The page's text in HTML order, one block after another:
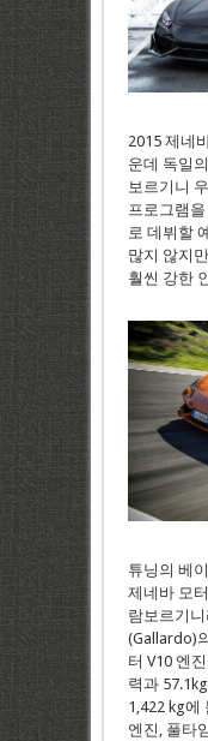
2015 제네
운데 독일
보르기니
프로그램
로 데뷔할
많지 않지
훨씬 강한
튜닝의 베
제네바 모
람보르기
(Gallardo)
터 V10 엔
력과
1,422 kg에
엔진, 풀타